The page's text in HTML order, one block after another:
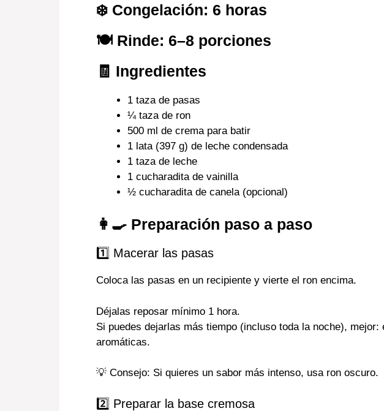
❄️ Congelación: 6 horas
🍽 Rinde: 6–8 porciones
🧾 Ingredientes
1 taza de pasas
¼ taza de ron
500 ml de crema para batir
1 lata (397 g) de leche condensada
1 taza de leche
1 cucharadita de vainilla
½ cucharadita de canela (opcional)
👩‍🍳 Preparación paso a paso
1️⃣ Macerar las pasas
Coloca las pasas en un recipiente y vierte el ron encima.
Déjalas reposar mínimo 1 hora.
Si puedes dejarlas más tiempo (incluso toda la noche),
aromáticas.
💡 Consejo: Si quieres un sabor más intenso, usa ron oscuro.
2️⃣ Preparar la base cremosa